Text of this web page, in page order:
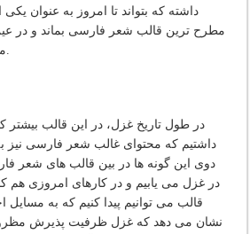
داشته که بتواند تا امروز به عنوان
مطرح ترین قالب شعر فارسی بماند و در
مفاهیم زمان های نیز باشد.
در طول تاریخ غزل، در این قالب بیشتر
داشتیم که محتوای غالب شعر فارسی نیز
دوی این گونه ها در بین قالب های شعر
در غزل می یابیم و در کارهای امروزی هم
قالب می توانیم پیدا کنیم که به مسایل
نشان می دهد که غزل ظرفیت پذیرش